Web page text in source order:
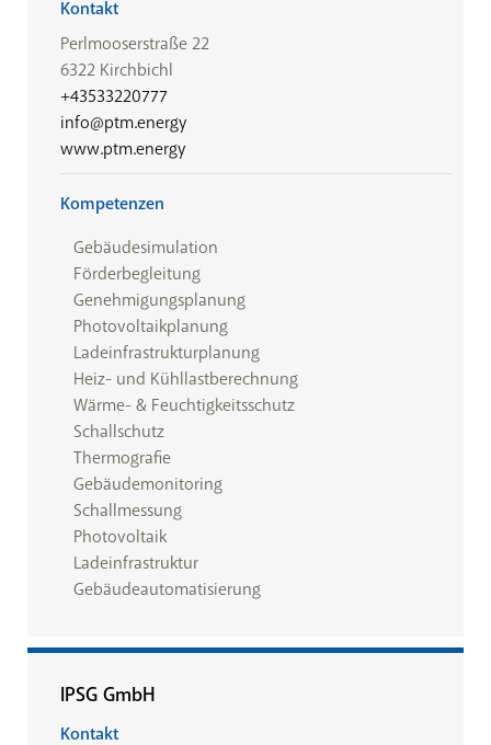
Kontakt
Perlmooserstraße 22
6322 Kirchbichl
+43533220777
info@ptm.energy
www.ptm.energy
Kompetenzen
Gebäudesimulation
Förderbegleitung
Genehmigungsplanung
Photovoltaikplanung
Ladeinfrastrukturplanung
Heiz- und Kühllastberechnung
Wärme- & Feuchtigkeitsschutz
Schallschutz
Thermografie
Gebäudemonitoring
Schallmessung
Photovoltaik
Ladeinfrastruktur
Gebäudeautomatisierung
IPSG GmbH
Kontakt